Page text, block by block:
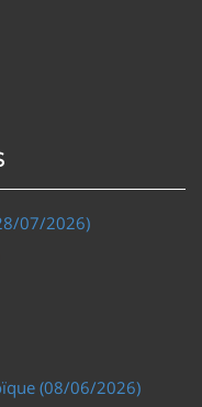
07/2026)
(08/06/2026)